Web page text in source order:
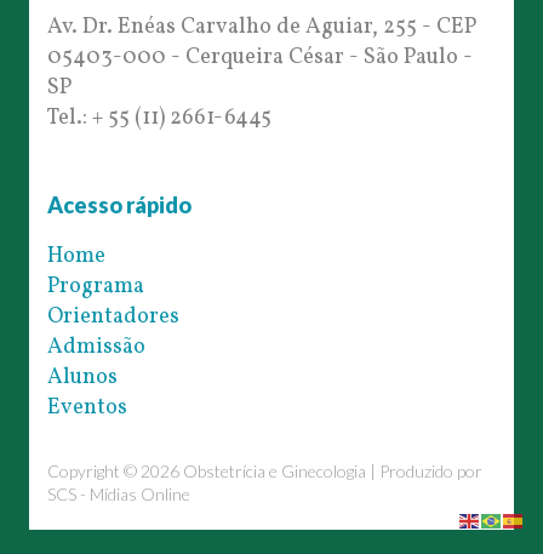
Av. Dr. Enéas Carvalho de Aguiar, 255 - CEP
05403-000 - Cerqueira César - São Paulo -
SP
Tel.: + 55 (11) 2661-6445
Acesso rápido
Home
Programa
Orientadores
Admissão
Alunos
Eventos
Copyright © 2026 Obstetrícia e Ginecologia | Produzido por
SCS - Mídias Online